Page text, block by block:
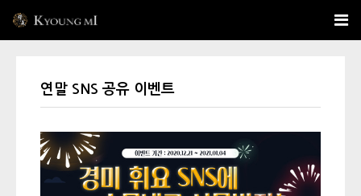
연말 SNS 공유 이벤트